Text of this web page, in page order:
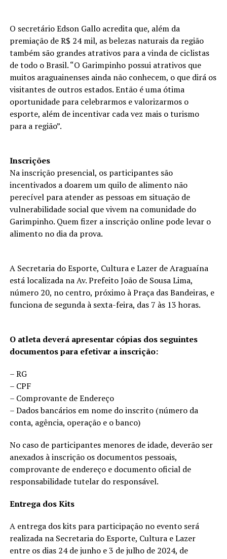
O secretário Edson Gallo acredita que, além da
premiação de R$ 24 mil, as belezas naturais da região
também são grandes atrativos para a vinda de ciclistas
de todo o Brasil. “O Garimpinho possui atrativos que
muitos araguainenses ainda não conhecem, o que dirá os
visitantes de outros estados. Então é uma ótima
oportunidade para celebrarmos e valorizarmos o
esporte, além de incentivar cada vez mais o turismo
para a região”.
Inscrições
Na inscrição presencial, os participantes são
incentivados a doarem um quilo de alimento não
perecível para atender as pessoas em situação de
vulnerabilidade social que vivem na comunidade do
Garimpinho. Quem fizer a inscrição online pode levar o
alimento no dia da prova.
A Secretaria do Esporte, Cultura e Lazer de Araguaína
está localizada na Av. Prefeito João de Sousa Lima,
número 20, no centro, próximo à Praça das Bandeiras, e
funciona de segunda à sexta-feira, das 7 às 13 horas.
O atleta deverá apresentar cópias dos seguintes
documentos para efetivar a inscrição:
– RG
– CPF
– Comprovante de Endereço
– Dados bancários em nome do inscrito (número da
conta, agência, operação e o banco)
No caso de participantes menores de idade, deverão ser
anexados à inscrição os documentos pessoais,
comprovante de endereço e documento oficial de
responsabilidade tutelar do responsável.
Entrega dos Kits
A entrega dos kits para participação no evento será
realizada na Secretaria do Esporte, Cultura e Lazer
entre os dias 24 de junho e 3 de julho de 2024, de